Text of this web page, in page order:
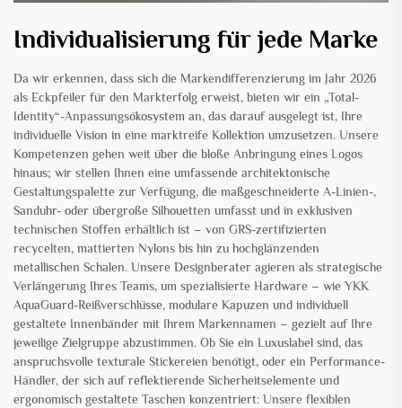
Individualisierung für jede Marke
Da wir erkennen, dass sich die Markendifferenzierung im Jahr 2026
als Eckpfeiler für den Markterfolg erweist, bieten wir ein „Total-
Identity“-Anpassungsökosystem an, das darauf ausgelegt ist, Ihre
individuelle Vision in eine marktreife Kollektion umzusetzen. Unsere
Kompetenzen gehen weit über die bloße Anbringung eines Logos
hinaus; wir stellen Ihnen eine umfassende architektonische
Gestaltungspalette zur Verfügung, die maßgeschneiderte A-Linien-,
Sanduhr- oder übergroße Silhouetten umfasst und in exklusiven
technischen Stoffen erhältlich ist – von GRS-zertifizierten
recycelten, mattierten Nylons bis hin zu hochglänzenden
metallischen Schalen. Unsere Designberater agieren als strategische
Verlängerung Ihres Teams, um spezialisierte Hardware – wie YKK
AquaGuard-Reißverschlüsse, modulare Kapuzen und individuell
gestaltete Innenbänder mit Ihrem Markennamen – gezielt auf Ihre
jeweilige Zielgruppe abzustimmen. Ob Sie ein Luxuslabel sind, das
anspruchsvolle texturale Stickereien benötigt, oder ein Performance-
Händler, der sich auf reflektierende Sicherheitselemente und
ergonomisch gestaltete Taschen konzentriert: Unsere flexiblen